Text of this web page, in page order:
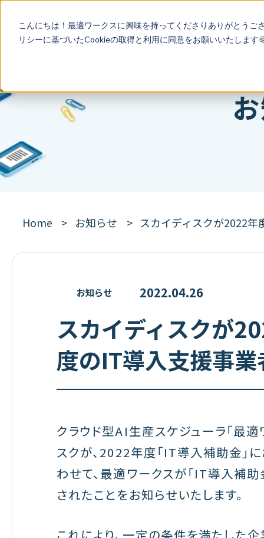
こんにちは！最適ワークスに興味を持ってくださりありがとう
リシーに基づいたCookieの取得と利用に同意をお願いいたします
Home お知らせ スカイディスクが2022
お知らせ 2022.04.26
スカイディスクが
度のIT導入支援事
クラウド型AI生産スケジューラ「最
スクが、2022年度「IT導入補助金」
わせて、最適ワークスが「IT導入補
されたことをお知らせいたします。